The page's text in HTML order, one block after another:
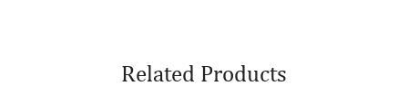
Related Products